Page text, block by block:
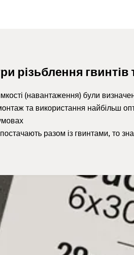
різьблення
(навантаження) були
та використання найбільш
разом із гвинтами, то